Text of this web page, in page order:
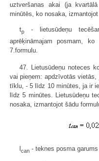
uztveršanas akai (ja
minūtēs, ko nosaka,
tp
- lietusūdeņu
aprēķināmajam posmam,
7.formulu.
47. Lietusūdeņu noteces
vai pieņem: apdzīvotās
tīklu, - 5 līdz 10 minūtes, ja ir
līdz 5 minūtes. Lietusūdeņu
nosaka, izmantojot šādu
can - teknes posma garums